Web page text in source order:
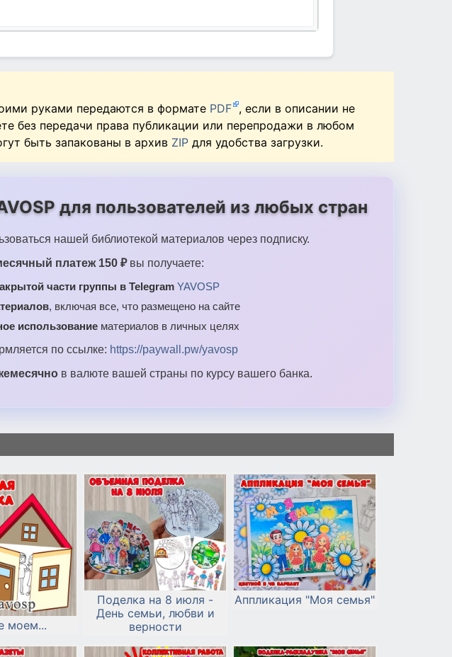
руками передаются в формате PDF , если в описании не
без передачи права публикации или перепродажи в любом
быть запакованы в архив ZIP для удобства загрузки.
для пользователей из любых стран
нашей библиотекой материалов через подписку.
платеж 150 ₽вы получаете:
части группы в Telegram YAVOSP
, включая все, что размещено на сайте
использованиематериалов в личных целях
по ссылке: https://paywall.pw/yavosp
в валюте вашей страны по курсу вашего банка.
моем...
Поделка на 8 июля -
День семьи, любви и
верности
Аппликация "Моя семья"